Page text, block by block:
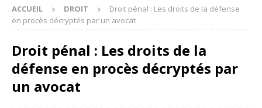
ACCUEIL DROIT
Droit pénal : Les droits de la défense
en procès décryptés par un avocat
Droit pénal : Les droits de la
défense en procès décryptés par
un avocat